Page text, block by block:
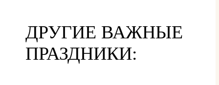
ДРУГИЕ ВАЖНЫЕ
ПРАЗДНИКИ: